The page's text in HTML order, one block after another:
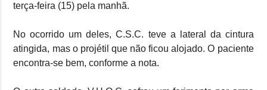
terça-feira (15) pela manhã.
No ocorrido um deles, C.S.C. teve a lateral da cintura
atingida, mas o projétil que não ficou alojado. O paciente
encontra-se bem, conforme a nota.